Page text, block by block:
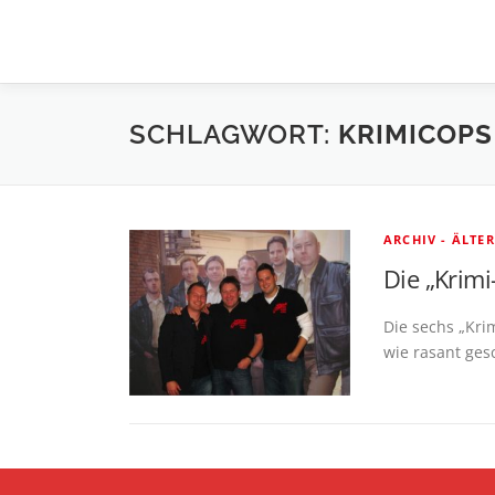
SCHLAGWORT: KRIMICOPS
ARCHIV -
Die
Die sechs
wie rasant